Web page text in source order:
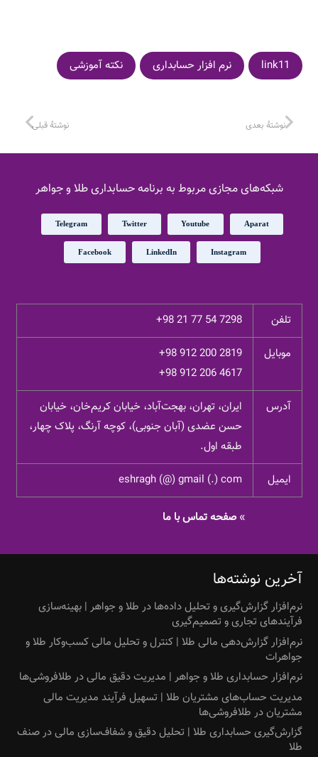
link11 نرم افزار حسابداری نکته آموزشی
نوشتهٔ قبلی نوشتهٔ بعدی
شبکه‌های مجازی مربوط به برنامه حسابداری طلا و جواهر
Aparat
Youtube
Twitter
Telegram
Instagram
LinkedIn
Facebook
تلفن +98 21 77 54 7298
موبایل
+98 912 200 2819
+98 912 206 4617
آدرس
ایران، تهران، بهجت‌آباد، خیابان کریم‌خان، خیابان
حسن عضدی (آبان جنوبی)، کوچه آرنگ، پلاک چهار،
طبقه اول.
ایمیل eshragh (@) gmail (.) com
»صفحه تماس با ما
آخرین نوشته‌ها
نرم‌افزار گزارش‌گیری و تحلیل داده‌ها در طلا و جواهر | بهینه‌سازی
فرآیندهای تجاری و تصمیم‌گیری
نرم‌افزار گزارش‌دهی مالی طلا | کنترل و تحلیل مالی کسب‌وکار طلا و
جواهرات
نرم‌افزار حسابداری طلا و جواهر | مدیریت دقیق مالی در طلافروشی‌ها
مدیریت حساب‌های مشتریان طلا | تسهیل فرآیند مدیریت مالی
مشتریان در طلافروشی‌ها
گزارش‌گیری حسابداری طلا | تحلیل دقیق و شفاف‌سازی مالی در صنف
طلا